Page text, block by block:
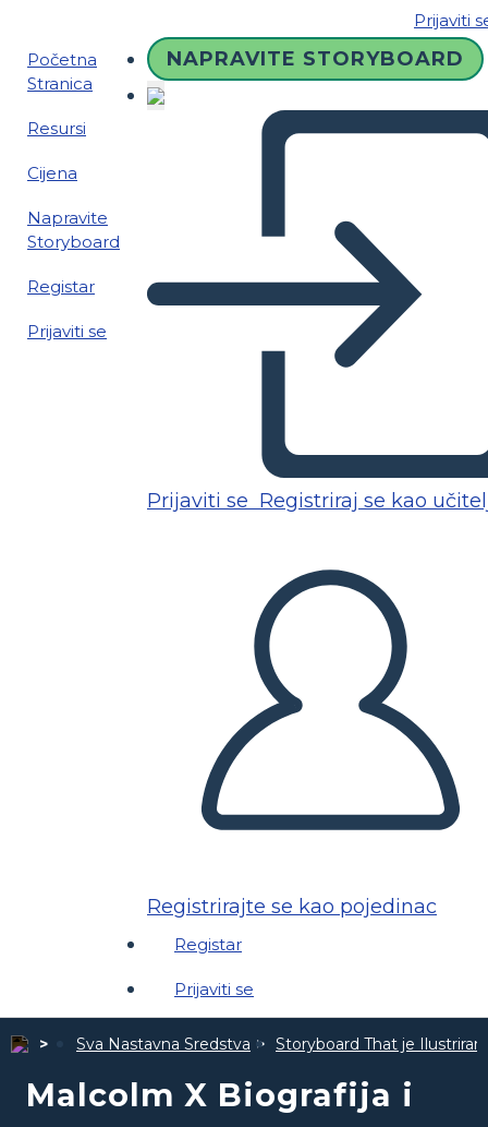
Prijaviti
Početna
Stranica
Resursi
Cijena
Napravite
Storyboard
Registar
Prijaviti se
NAPRAVITE STORYBOARD
Prijaviti se Registriraj se kao
Registrirajte se kao pojedinac
Registar
Prijaviti se
Sva Nastavna Sredstva Storyboard That je
Malcolm X Biografija i